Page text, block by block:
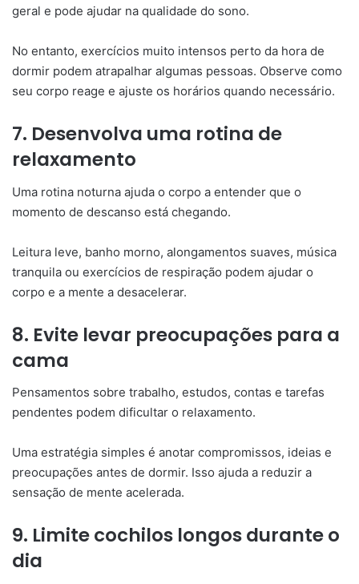
geral e pode ajudar na qualidade do sono.
No entanto, exercícios muito intensos perto da hora de
dormir podem atrapalhar algumas pessoas. Observe como
seu corpo reage e ajuste os horários quando necessário.
7. Desenvolva uma rotina de
relaxamento
Uma rotina noturna ajuda o corpo a entender que o
momento de descanso está chegando.
Leitura leve, banho morno, alongamentos suaves, música
tranquila ou exercícios de respiração podem ajudar o
corpo e a mente a desacelerar.
8. Evite levar preocupações para a
cama
Pensamentos sobre trabalho, estudos, contas e tarefas
pendentes podem dificultar o relaxamento.
Uma estratégia simples é anotar compromissos, ideias e
preocupações antes de dormir. Isso ajuda a reduzir a
sensação de mente acelerada.
9. Limite cochilos longos durante o
dia